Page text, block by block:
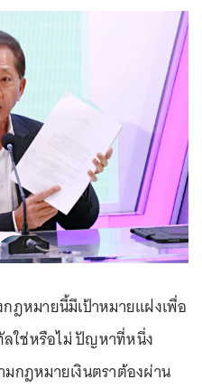
กฎหมายนี้มีเป้าหมายแฝงเพื่อ
ใช่หรือไม่ ปัญหาที่หนึ่ง
กฎหมายเงินตราต้องผ่าน